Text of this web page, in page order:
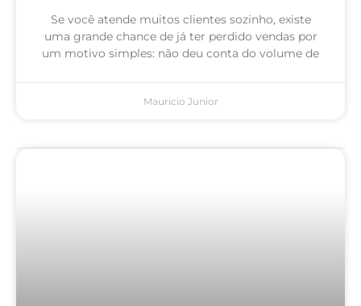
Se você atende muitos clientes sozinho, existe
uma grande chance de já ter perdido vendas por
um motivo simples: não deu conta do volume de
Mauricio Junior